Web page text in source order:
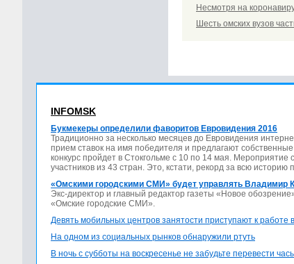
Несмотря на
Шесть омских вузов
INFOMSK
Букмекеры определили фаворитов Евровидения 2016
Традиционно за несколько месяцев до Евровидения
прием ставок на имя победителя и предлагают
конкурс пройдет в Стокгольме с 10 по 14 мая. Мероприятие
участников из 43 стран. Это, кстати, рекорд за всю историю
«Омскими городскими СМИ» будет управлять Владимир
Экс-директор и главный редактор газеты «Новое
«Омские городские СМИ».
Девять мобильных центров занятости приступают к работе
На одном из социальных рынков обнаружили ртуть
В ночь с субботы на воскресенье не забудьте перевести